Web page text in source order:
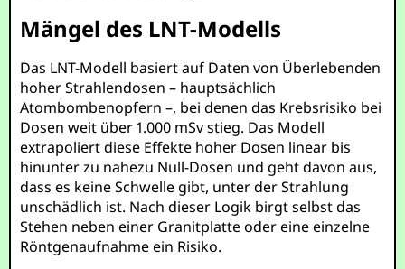
Mängel des LNT-Modells
Das LNT-Modell basiert auf Daten von Überlebenden
hoher Strahlendosen – hauptsächlich
Atombombenopfern –, bei denen das Krebsrisiko bei
Dosen weit über 1.000 mSv stieg. Das Modell
extrapoliert diese Effekte hoher Dosen linear bis
hinunter zu nahezu Null-Dosen und geht davon aus,
dass es keine Schwelle gibt, unter der Strahlung
unschädlich ist. Nach dieser Logik birgt selbst das
Stehen neben einer Granitplatte oder eine einzelne
Röntgenaufnahme ein Risiko.